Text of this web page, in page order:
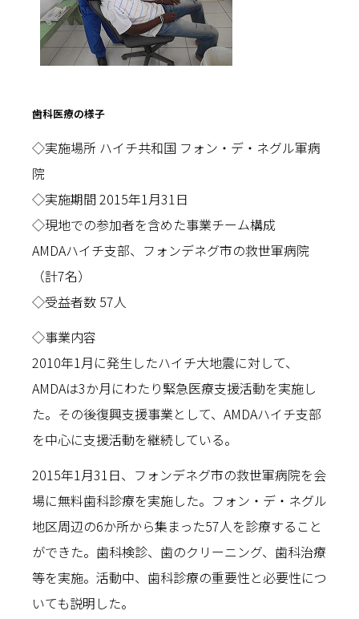
歯科医療の様子
◇実施場所 ハイチ共和国 フォン・デ・ネグル軍病
院
◇実施期間 2015年1月31日
◇現地での参加者を含めた事業チーム構成
AMDAハイチ支部、フォンデネグ市の救世軍病院
（計7名）
◇受益者数 57人
◇事業内容
2010年1月に発生したハイチ大地震に対して、
AMDAは3か月にわたり緊急医療支援活動を実施し
た。その後復興支援事業として、AMDAハイチ支部
を中心に支援活動を継続している。
2015年1月31日、フォンデネグ市の救世軍病院を会
場に無料歯科診療を実施した。フォン・デ・ネグル
地区周辺の6か所から集まった57人を診療すること
ができた。歯科検診、歯のクリーニング、歯科治療
等を実施。活動中、歯科診療の重要性と必要性につ
いても説明した。